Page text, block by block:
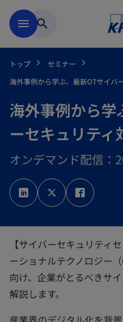
menu search
トップ
セミナー
海外事例から学ぶ、最新OTサイバ
海外事例から学
ーセキュリティ
オンデマンド配信：
新
し
い
タ
新
し
い
タ
し
い
【サイバーセキュリティ
ーショナルテクノロジー
向け、企業がとるべきサ
解説します。